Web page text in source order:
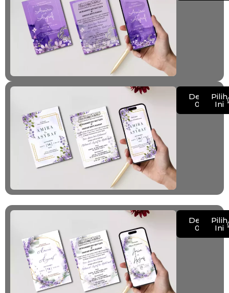
Demo
018
Pilih
Ini
Demo
019
Pilih
Ini